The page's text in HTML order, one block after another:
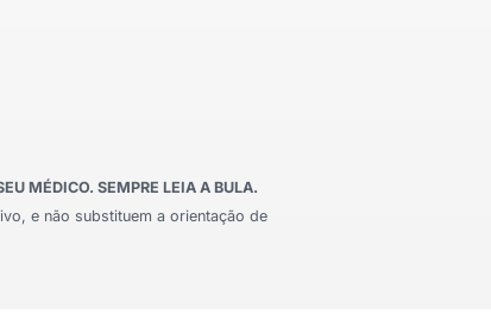
MÉDICO. SEMPRE LEIA A BULA.
e não substituem a orientação de